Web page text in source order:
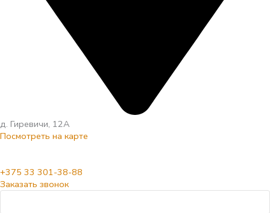
д. Гиревичи, 12А
Посмотреть на карте
+375 33 301-38-88
Заказать звонок